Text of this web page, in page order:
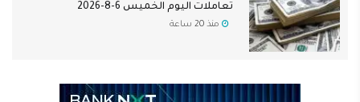
تعاملات اليوم الخميس 6-8-2026
منذ 20 ساعة